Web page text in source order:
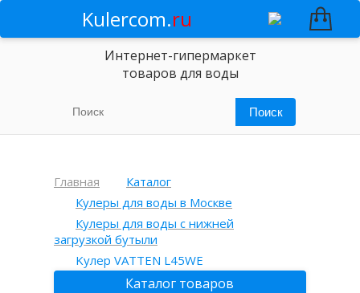
Kulercom.ru
Интернет-гипермаркет
товаров для воды
Главная
Каталог
Кулеры для воды в Москве
Кулеры для воды с нижней
загрузкой бутыли
Kулер VATTEN L45WE
Каталог товаров